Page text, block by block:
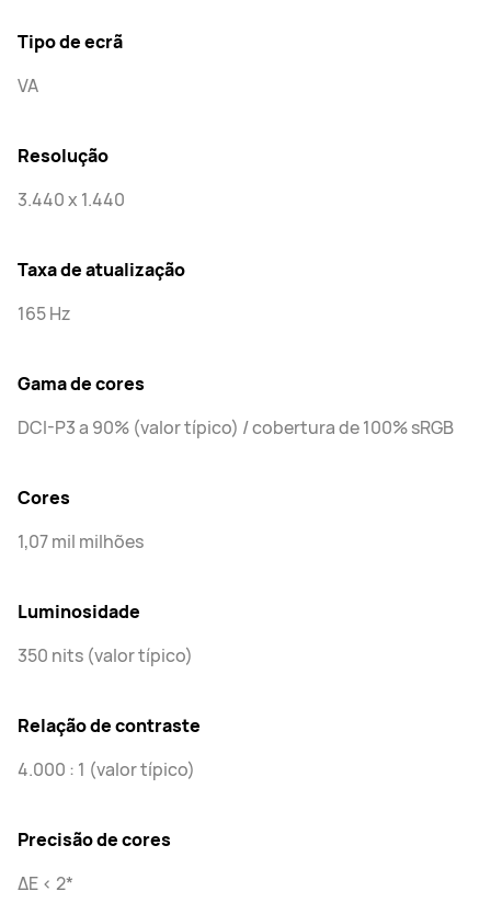
Tipo de ecrã
VA
Resolução
3.440 x 1.440
Taxa de atualização
165 Hz
Gama de cores
DCI-P3 a 90% (valor típico) / cobertura de 100% sRGB
Cores
1,07 mil milhões
Luminosidade
350 nits (valor típico)
Relação de contraste
4.000 : 1 (valor típico)
Precisão de cores
ΔE < 2*